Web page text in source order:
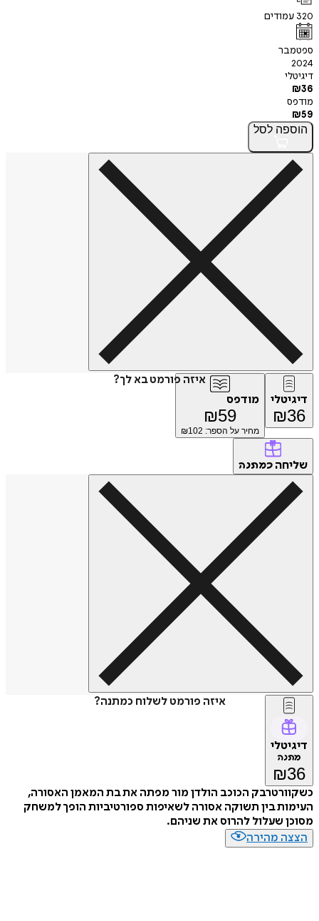
320 עמודים
ספטמבר
2024
דיגיטלי
₪36
מודפס
₪59
הוספה לסל
איזה פורמט בא לך?
דיגיטלי
₪36
מודפס
₪59
מחיר על הספר: ₪ 102
שליחה כמתנה
איזה פורמט לשלוח כמתנה?
דיגיטלי
מתנה
₪36
כשקוורטרבק הכוכב הולדן מור מפתה את בת המאמן האסורה,
העימות בין תשוקה אסורה לשאיפות ספורטיביות הופך למשחק
מסוכן שעלול להרוס את שניהם.
הצצה מהירה